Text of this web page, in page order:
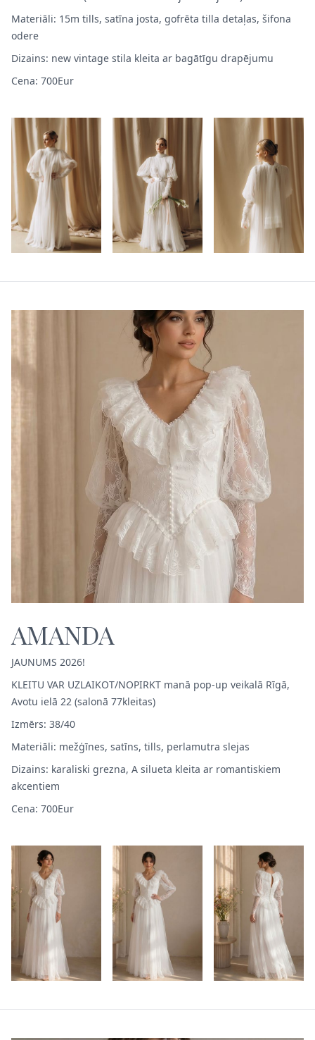
Materiāli: 15m tills, satīna josta, gofrēta tilla detaļas, šifona
odere
Dizains: new vintage stila kleita ar bagātīgu drapējumu
Cena: 700Eur
AMANDA
JAUNUMS 2026!
KLEITU VAR UZLAIKOT/NOPIRKT manā pop-up veikalā Rīgā,
Avotu ielā 22 (salonā 77kleitas)
Izmērs: 38/40
Materiāli: mežģīnes, satīns, tills, perlamutra slejas
Dizains: karaliski grezna, A silueta kleita ar romantiskiem
akcentiem
Cena: 700Eur